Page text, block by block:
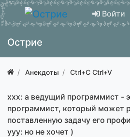
Войти
Острие
Анекдоты Ctrl+C Ctrl+V
xxx: а ведущий программист -
программист, который может
поставленную задачу его
yyy: но не хочет )